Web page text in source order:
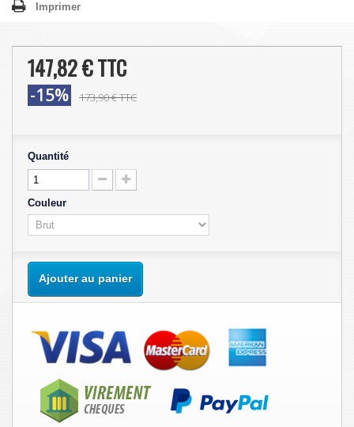
Imprimer
147,82 €TTC
-15% 173,90 €TTC
Quantité
Couleur
Ajouter au panier